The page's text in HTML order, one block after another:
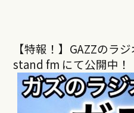
【特報！】GAZZのラ
stand fm にて公開中！